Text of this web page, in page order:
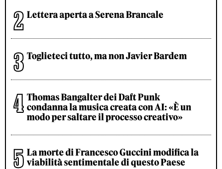
Lettera aperta a Serena Brancale
Toglieteci tutto, ma non Javier Bardem
Thomas Bangalter dei Daft Punk
condanna la musica creata con AI: «È un
modo per saltare il processo creativo»
La morte di Francesco Guccini modifica la
viabilità sentimentale di questo Paese